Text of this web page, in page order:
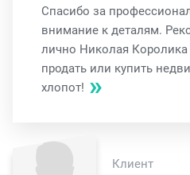
Спасибо за
внимание к деталям.
лично Николая Королика
продать или купить
хлопот!
Клиент